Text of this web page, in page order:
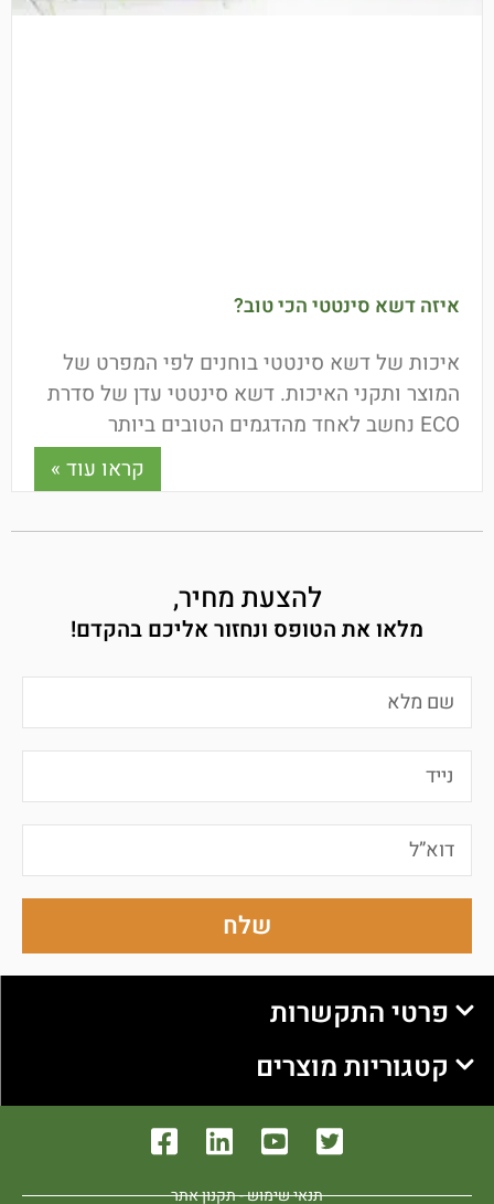
איזה דשא סינטטי הכי טוב?
איכות של דשא סינטטי בוחנים לפי המפרט של
המוצר ותקני האיכות. דשא סינטטי עדן של סדרת
ECO נחשב לאחד מהדגמים הטובים ביותר
קראו עוד »
להצעת מחיר,
מלאו את הטופס ונחזור אליכם בהקדם!
שלח
פרטי התקשרות
קטגוריות מוצרים
תנאי שימוש - תקנון אתר